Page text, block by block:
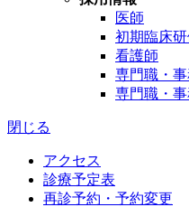
医師
初期臨床
看護師
専門職・
専門職・
閉じる
アクセス
診療予定表
再診予約・予約変更